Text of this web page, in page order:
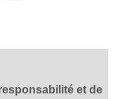
et de